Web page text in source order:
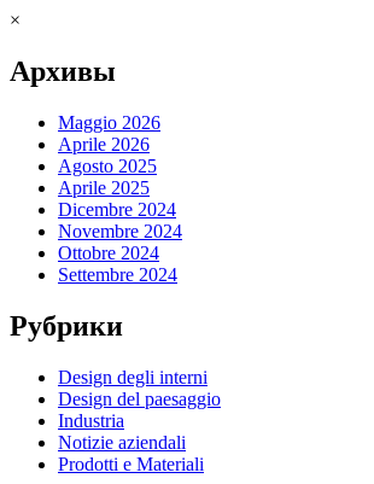
×
Архивы
Maggio 2026
Aprile 2026
Agosto 2025
Aprile 2025
Dicembre 2024
Novembre 2024
Ottobre 2024
Settembre 2024
Рубрики
Design degli interni
Design del paesaggio
Industria
Notizie aziendali
Prodotti e Materiali